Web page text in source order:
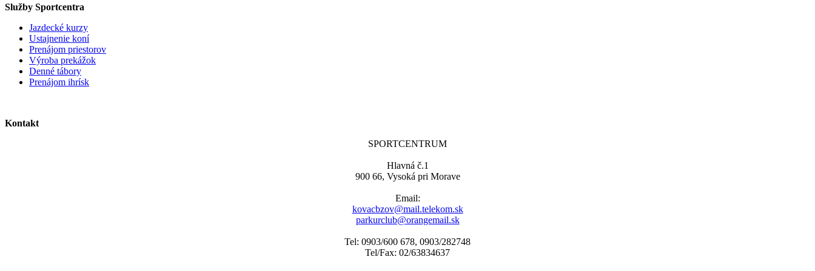
Služby Sportcentra
Jazdecké kurzy
Ustajnenie koní
Prenájom priestorov
Výroba prekážok
Denné tábory
Prenájom ihrísk
Kontakt
SPORTCENTRUM
Hlavná č.1
900 66, Vysoká pri Morave
Email:
kovacbzov@mail.telekom.sk
parkurclub@orangemail.sk
Tel: 0903/600 678, 0903/282748
Tel/Fax: 02/63834637